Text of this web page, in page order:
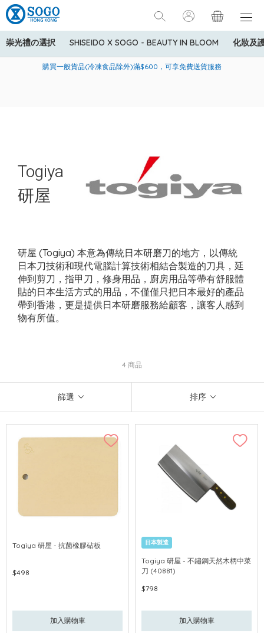
崇光禮の選択 SHISEIDO X SOGO - BEAUTY IN BLOOM 化妝及
美國運通Explorer®信用卡會員購物禮遇：高達5%簽賬回贈！
購買一般貨品(冷凍食品除外)滿$600，可享免費送貨服務
寄送中國內地服務只適用於指定商品，若訂單金額少於HK$600(折
Togiya
研屋
研屋 (Togiya) 本意為傳統日本研磨刀的地方，以傳統
日本刀技術和現代電腦計算技術相結合製造的刀具，延
伸到剪刀，指甲刀，修身用品，廚房用品等帶有舒服體
貼的日本生活方式的用品，不僅僅只把日本最好的產品
帶到香港，更是提供日本研磨服務給顧客，讓客人感到
物有所值。
4 商品
篩選 排序
Togiya 研屋 - 抗菌橡膠砧板
$498
加入購物車
日本製造
Togiya 研屋 - 不鏽鋼天然木柄中菜
刀 (40881)
$798
加入購物車